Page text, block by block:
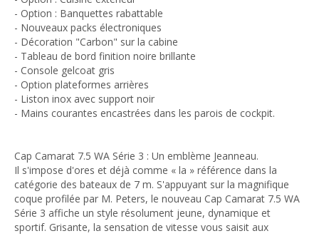
- Option : Banquettes rabattable
- Nouveaux packs électroniques
- Décoration "Carbon" sur la cabine
- Tableau de bord finition noire brillante
- Console gelcoat gris
- Option plateformes arrières
- Liston inox avec support noir
- Mains courantes encastrées dans les parois de cockpit.
Cap Camarat 7.5 WA Série 3 : Un emblème Jeanneau.
Il s'impose d'ores et déjà comme « la » référence dans la
catégorie des bateaux de 7 m. S'appuyant sur la magnifique
coque profilée par M. Peters, le nouveau Cap Camarat 7.5 WA
Série 3 affiche un style résolument jeune, dynamique et
sportif. Grisante, la sensation de vitesse vous saisit aux